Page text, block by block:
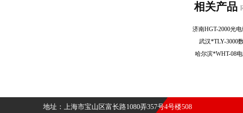
相关产品
武汉*TLY-3000
哈尔滨*WHT-08
地址：上海市宝山区富长路1080弄357号4号楼508